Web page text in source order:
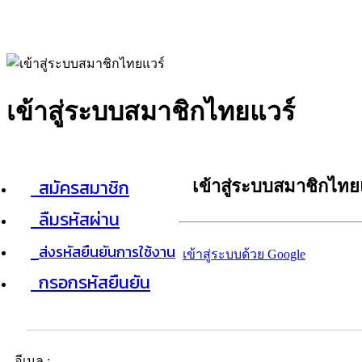
เข้าสู่ระบบสมาชิกไทยแวร์
สมัครสมาชิก
ลืมรหัสผ่าน
ส่งรหัสยืนยันการใช้งาน
กรอกรหัสยืนยัน
เข้าสู่ระบบสมาชิกไท
เข้าสู่ระบบด้วย Google